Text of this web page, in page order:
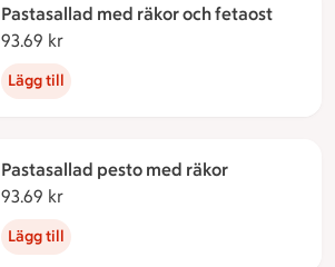
Pastasallad med räkor och fetaost
93.69 kr
Lägg till
Pastasallad pesto med räkor
93.69 kr
Lägg till